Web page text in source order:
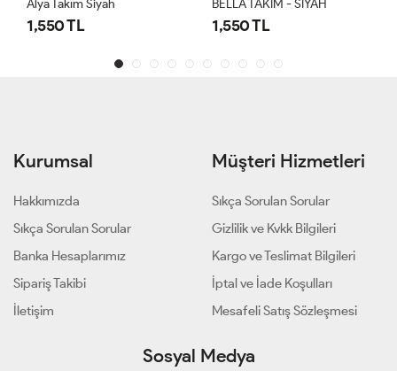
Alya Takım Siyah
1,550 TL
BELLA TAKIM - SİYAH
1,550 TL
Kurumsal
Hakkımızda
Sıkça Sorulan Sorular
Banka Hesaplarımız
Sipariş Takibi
İletişim
Müşteri Hizmetleri
Sıkça Sorulan Sorular
Gizlilik ve Kvkk Bilgileri
Kargo ve Teslimat Bilgileri
İptal ve İade Koşulları
Mesafeli Satış Sözleşmesi
Sosyal Medya